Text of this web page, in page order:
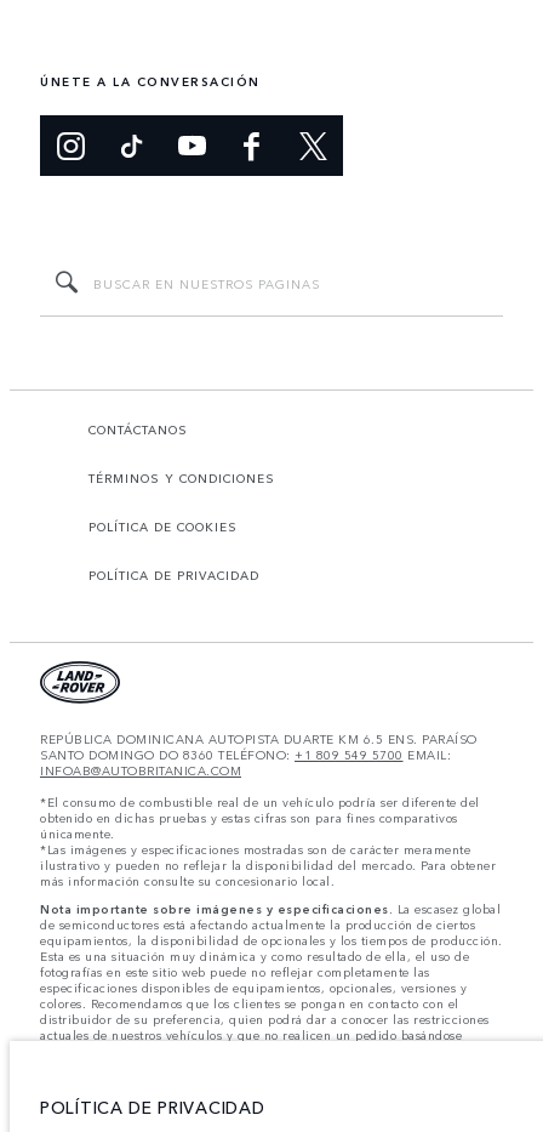
ÚNETE A LA CONVERSACIÓN
CONTÁCTANOS
TÉRMINOS Y CONDICIONES
POLÍTICA DE COOKIES
POLÍTICA DE PRIVACIDAD
REPÚBLICA DOMINICANA AUTOPISTA DUARTE KM 6.5 ENS. PARAÍSO
SANTO DOMINGO DO 8360 TELÉFONO: +1 809 549 5700 EMAIL:
INFOAB@AUTOBRITANICA.COM
*El consumo de combustible real de un vehículo podría ser diferente del
obtenido en dichas pruebas y estas cifras son para fines comparativos
únicamente.
*Las imágenes y especificaciones mostradas son de carácter meramente
ilustrativo y pueden no reflejar la disponibilidad del mercado. Para obtener
más información consulte su concesionario local.
Nota importante sobre imágenes y especificaciones. La escasez global
de semiconductores está afectando actualmente la producción de ciertos
equipamientos, la disponibilidad de opcionales y los tiempos de producción.
Esta es una situación muy dinámica y como resultado de ella, el uso de
fotografías en este sitio web puede no reflejar completamente las
especificaciones disponibles de equipamientos, opcionales, versiones y
colores. Recomendamos que los clientes se pongan en contacto con el
distribuidor de su preferencia, quien podrá dar a conocer las restricciones
actuales de nuestros vehículos y que no realicen un pedido basándose
las especificaciones, el diseño y la producción de sus vehículos, piezas y
accesorios, por lo que se producen modificaciones de forma continua y sin
POLÍTICA DE PRIVACIDAD